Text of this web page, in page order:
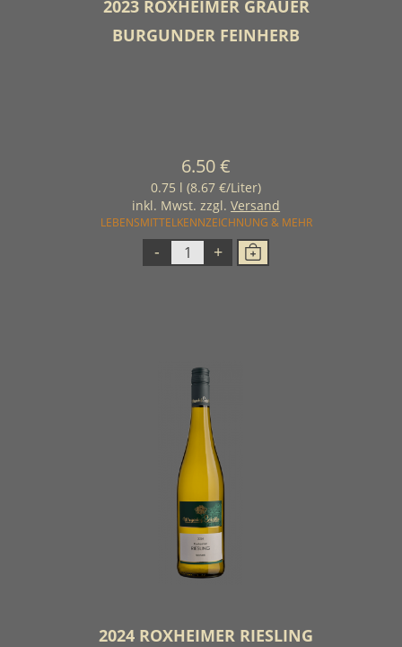
2023 ROXHEIMER GRAUER
BURGUNDER FEINHERB
6.50 €
0.75 l (8.67 €/Liter)
inkl. Mwst. zzgl.Versand
LEBENSMITTELKENNZEICHNUNG & MEHR
- +
2024 ROXHEIMER RIESLING